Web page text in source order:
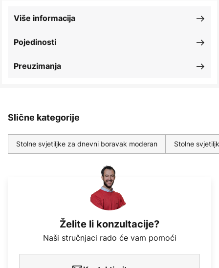
Pojedinosti
Više informacija
Preuzimanja
Slične kategorije
Stolne svjetiljke za dnevni boravak moderan Stolne
Želite li konzultacije?
Naši stručnjaci rado će vam pomoći